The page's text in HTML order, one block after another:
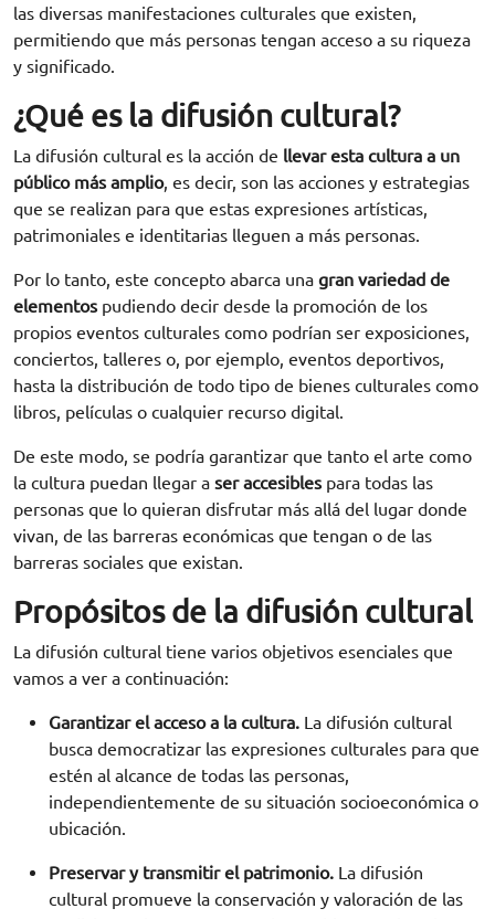
las diversas manifestaciones culturales que existen,
permitiendo que más personas tengan acceso a su riqueza
y significado.
¿Qué es la difusión cultural?
La difusión cultural es la acción de llevar esta cultura a un
público más amplio, es decir, son las acciones y estrategias
que se realizan para que estas expresiones artísticas,
patrimoniales e identitarias lleguen a más personas.
Por lo tanto, este concepto abarca una gran variedad de
elementos pudiendo decir desde la promoción de los
propios eventos culturales como podrían ser exposiciones,
conciertos, talleres o, por ejemplo, eventos deportivos,
hasta la distribución de todo tipo de bienes culturales como
libros, películas o cualquier recurso digital.
De este modo, se podría garantizar que tanto el arte como
la cultura puedan llegar a ser accesibles para todas las
personas que lo quieran disfrutar más allá del lugar donde
vivan, de las barreras económicas que tengan o de las
barreras sociales que existan.
Propósitos de la difusión cultural
La difusión cultural tiene varios objetivos esenciales que
vamos a ver a continuación:
Garantizar el acceso a la cultura. La difusión cultural
busca democratizar las expresiones culturales para que
estén al alcance de todas las personas,
independientemente de su situación socioeconómica o
ubicación.
Preservar y transmitir el patrimonio. La difusión
cultural promueve la conservación y valoración de las